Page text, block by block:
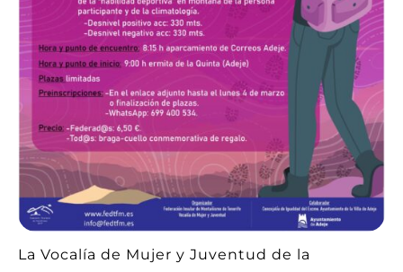
La Vocalía de Mujer y Juventud de la